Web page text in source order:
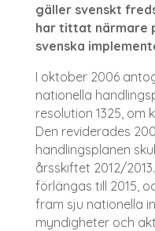
gäller svenskt
har tittat närmare
svenska
I oktober 2006
nationella
resolution 1325, om
Den reviderades
handlingsplanen
årsskiftet 2012/
förlängas till 2015,
fram sju nationella
myndigheter och